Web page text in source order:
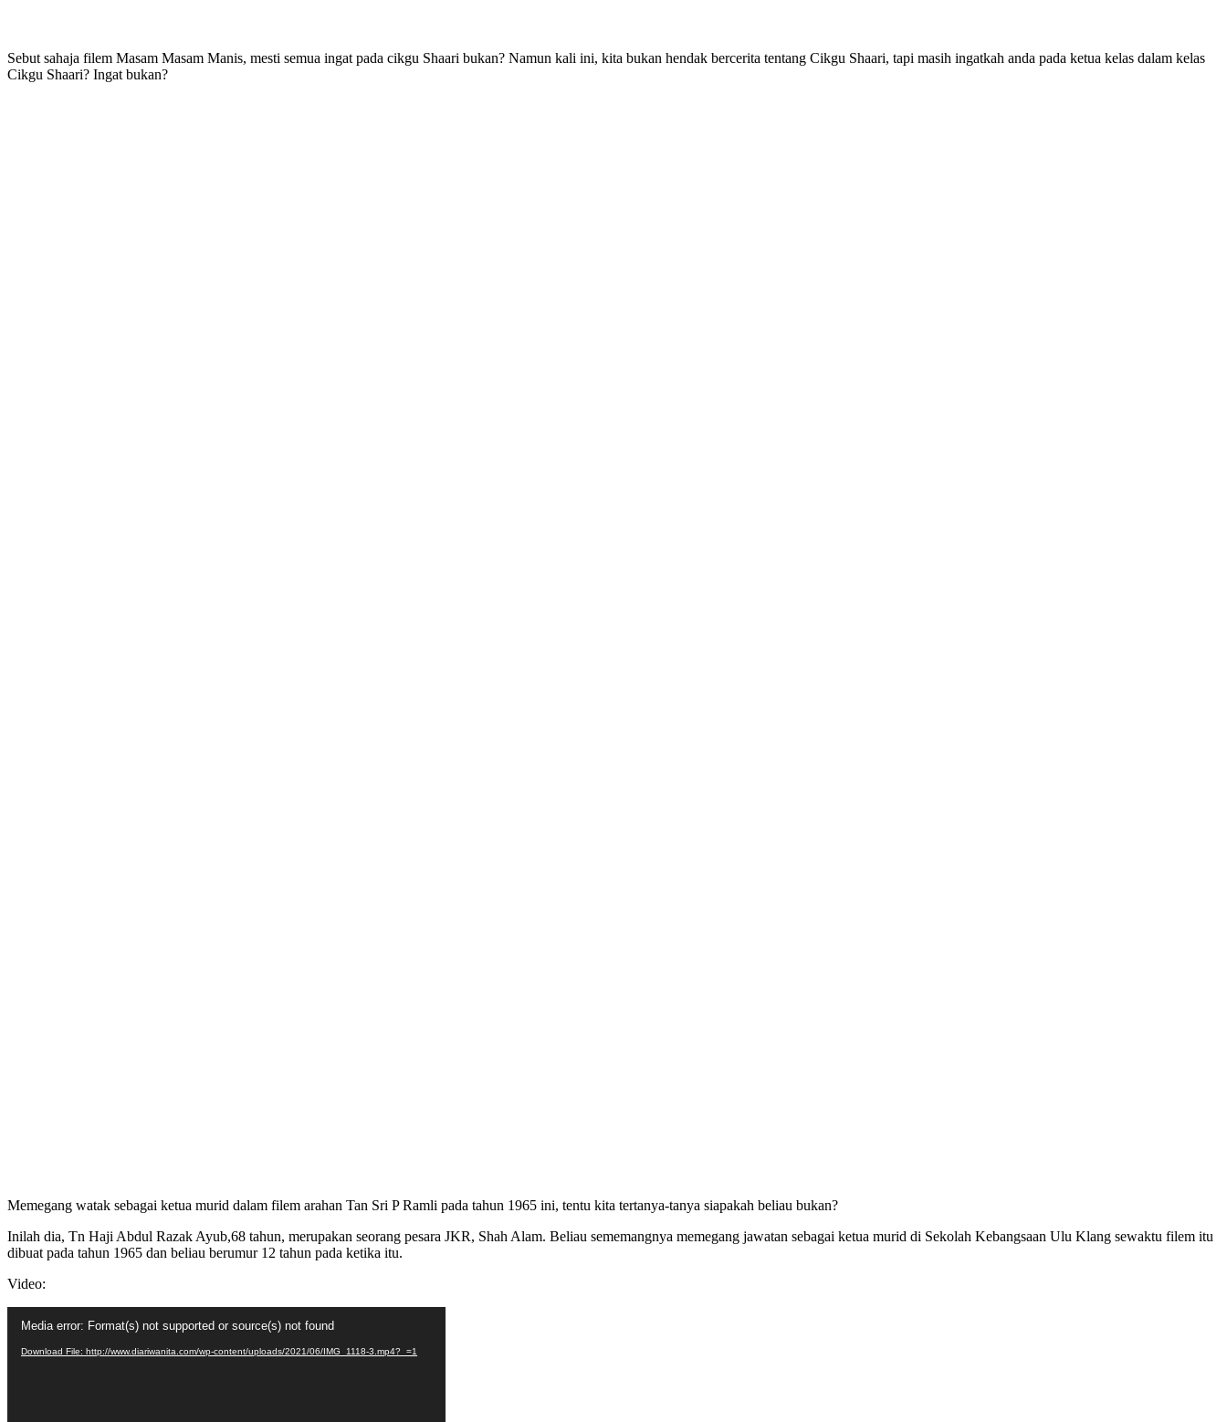
Sebut sahaja filem Masam Masam Manis, mesti semua ingat pada cikgu Shaari bukan? Namun kali ini, kita bukan hendak bercerita tentang Cikgu Shaari, tapi masih ingatkah anda pada ketua kelas dalam kelas
Cikgu Shaari? Ingat bukan?
Memegang watak sebagai ketua murid dalam filem arahan Tan Sri P Ramli pada tahun 1965 ini, tentu kita tertanya-tanya siapakah beliau bukan?
Inilah dia, Tn Haji Abdul Razak Ayub,68 tahun, merupakan seorang pesara JKR, Shah Alam. Beliau sememangnya memegang jawatan sebagai ketua murid di Sekolah Kebangsaan Ulu Klang sewaktu filem itu
dibuat pada tahun 1965 dan beliau berumur 12 tahun pada ketika itu.
Video:
Player
Media error: Format(s) not supported or source(s) not found
Download File: http://www.diariwanita.com/wp-content/uploads/2021/06/IMG_1118-3.mp4?_=1